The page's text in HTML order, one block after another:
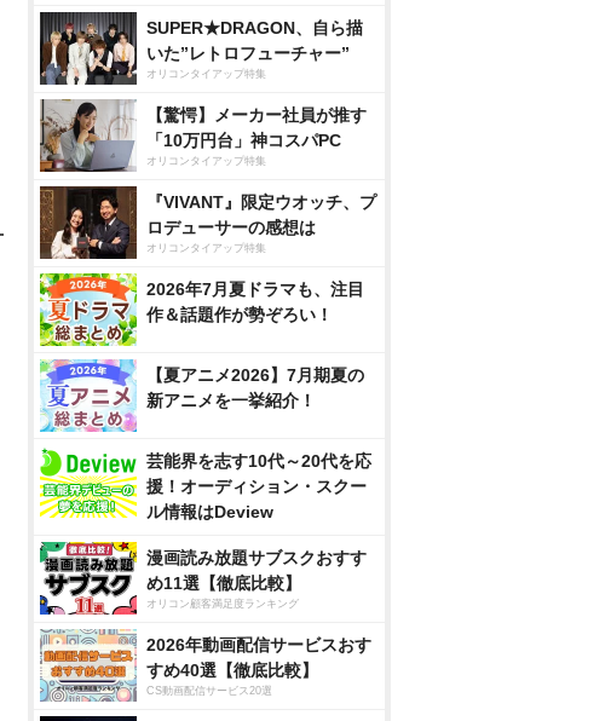
SUPER★DRAGON、自ら描
いた”レトロフューチャー”
オリコンタイアップ特集
【驚愕】メーカー社員が推す
「10万円台」神コスパPC
オリコンタイアップ特集
『VIVANT』限定ウオッチ、プ
ロデューサーの感想は
オリコンタイアップ特集
2026年7月夏ドラマも、注目
作＆話題作が勢ぞろい！
【夏アニメ2026】7月期夏の
新アニメを一挙紹介！
芸能界を志す10代～20代を応
援！オーディション・スクー
ル情報はDeview
漫画読み放題サブスクおすす
め11選【徹底比較】
オリコン顧客満足度ランキング
2026年動画配信サービスおす
すめ40選【徹底比較】
CS動画配信サービス20選